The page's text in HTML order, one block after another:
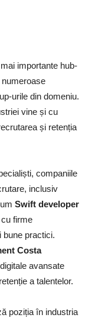
importante hub-
numeroase
urile din domeniu.
vine și cu
și retenția
companiile
inclusiv
Swift developer
firme
bune practici.
Costa
avansate
a talentelor.
poziția în industria